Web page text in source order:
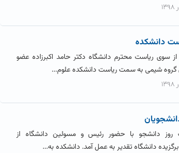
دانشکده
سوی ریاست محترم دانشگاه دکتر حامد اکبرزاده عضو
شیمی به سمت ریاست دانشکده علوم...
روز دانشجو با حضور رئیس و مسولین دانشگاه از
دانشگاه تقدیر به عمل آمد. دانشکده به...